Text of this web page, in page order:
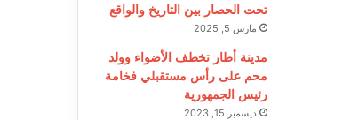
تحت الحصار بين التاريخ والواقع
مارس 5, 2025
مدينة أطار تخطف الأضواء وولد
محم على رأس مستقبلي فخامة
رئيس الجمهورية
ديسمبر 15, 2023